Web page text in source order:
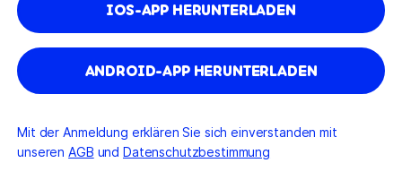
IOS-APP HERUNTERLADEN
ANDROID-APP HERUNTERLADEN
Mit der Anmeldung erklären Sie sich einverstanden mit
unserenAGB und Datenschutzbestimmung